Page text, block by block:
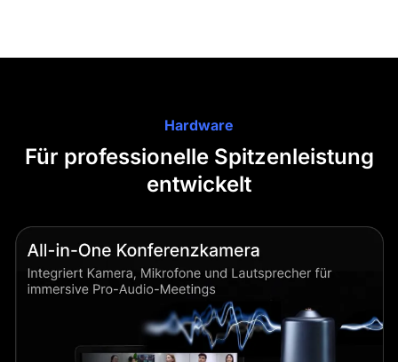
Hardware
Für professionelle Spitzenleistung
entwickelt